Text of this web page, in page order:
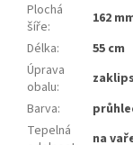
Plochá
šíře:
162
Délka:
55 cm
Úprava
obalu:
Barva:
Tepelná
na